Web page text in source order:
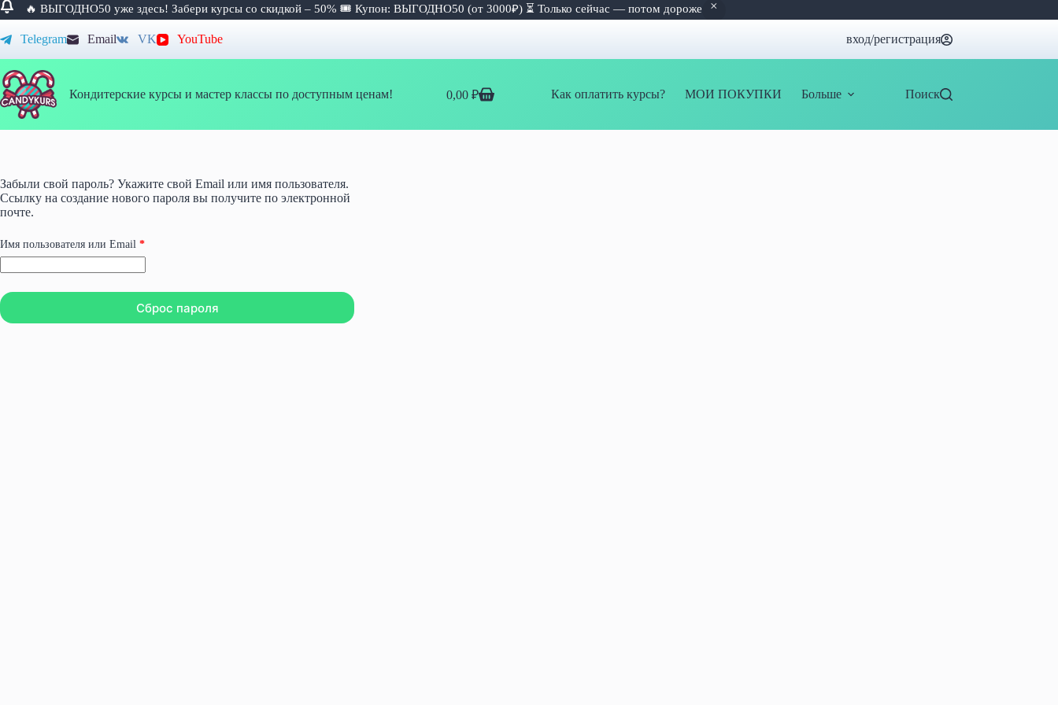
🔥 ВЫГОДНО50 уже здесь! Забери курсы со скидкой – 50% 🎟 Купон: ВЫГОДНО50 (от 3000₽) ⏳ Только сейчас — потом дороже
к
Telegram Email VK YouTube вход/регистрация
Кондитерские курсы и мастер классы по доступным ценам! Корзина
0,00 ₽ Как оплатить курсы? МОИ ПОКУПКИ Больше Поиск
Забыли свой пароль? Укажите свой Email или имя пользователя.
Ссылку на создание нового пароля вы получите по электронной
почте.
Имя пользователя или Email *Обязательно
Сброс пароля